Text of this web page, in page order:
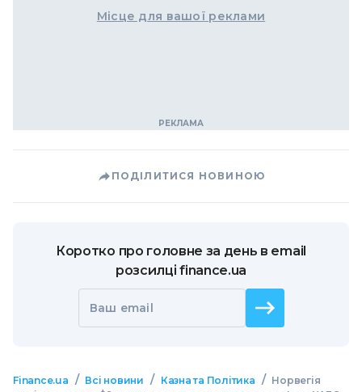
Місце для вашої реклами
ПОДІЛИТИСЯ НОВИНОЮ
Коротко про головне за день в email
розсилці finance.ua
Ваш email
Finance.ua / Всі новини / Казна та Політика / Норвегія